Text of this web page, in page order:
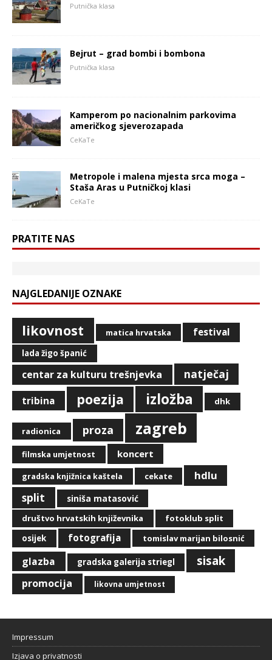
Putnička klasa
Bejrut – grad bombi i bombona
Putnička klasa
Kamperom po nacionalnim parkovima
američkog sjeverozapada
CeKaTe
Metropole i malena mjesta srca moga –
Staša Aras u Putničkoj klasi
CeKaTe
PRATITE NAS
NAJGLEDANIJE OZNAKE
likovnost matica hrvatska festival
lada žigo španić
centar za kulturu trešnjevka natječaj
tribina poezija izložba dhk
radionica proza zagreb
filmska umjetnost koncert
gradska knjižnica kaštela cekate hdlu
split siniša matasović
društvo hrvatskih književnika
fotoklub split
osijek
fotografija tomislav marijan bilosnić
glazba gradska galerija striegl sisak
promocija likovna umjetnost
Impressum
Izjava o privatnosti